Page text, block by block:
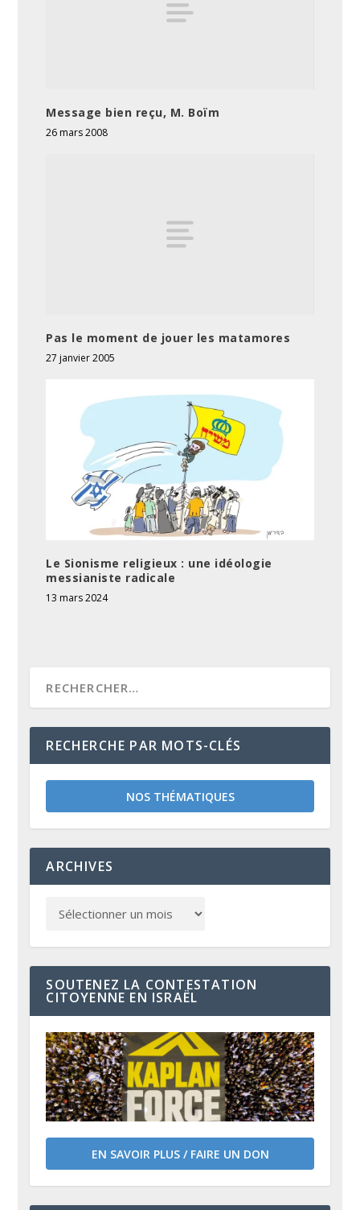
Message bien reçu, M. Boïm
26 mars 2008
Pas le moment de jouer les matamores
27 janvier 2005
Le Sionisme religieux : une idéologie
messianiste radicale
13 mars 2024
RECHERCHE PAR MOTS-CLÉS
NOS THÉMATIQUES
ARCHIVES
SOUTENEZ LA CONTESTATION
CITOYENNE EN ISRAËL
EN SAVOIR PLUS / FAIRE UN DON